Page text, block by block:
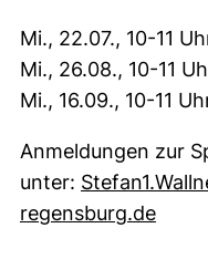
Mi., 22.07., 10-11
Mi., 26.08., 10-11
Mi., 16.09., 10-11
Anmeldungen zur
unter:
regensburg.de